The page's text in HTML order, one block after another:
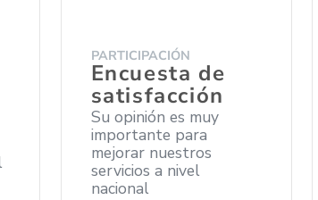
PARTICIPACIÓN
Encuesta de
satisfacción
Su opinión es muy
importante para
mejorar nuestros
servicios a nivel
nacional